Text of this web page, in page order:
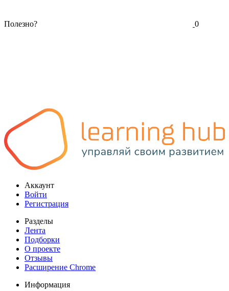
Полезно? 0
Аккаунт
Войти
Регистрация
Разделы
Лента
Подборки
О проекте
Отзывы
Расширение Chrome
Информация